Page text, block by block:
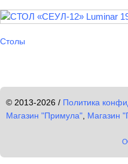
Столы
© 2013-2026 / Политика
Магазин "Примула" Магазин